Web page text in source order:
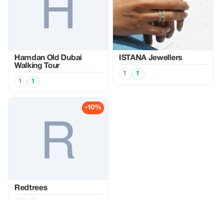
Hamdan Old Dubai
Walking Tour
1 1
ISTANA Jewellers
1 1
-10%
Redtrees